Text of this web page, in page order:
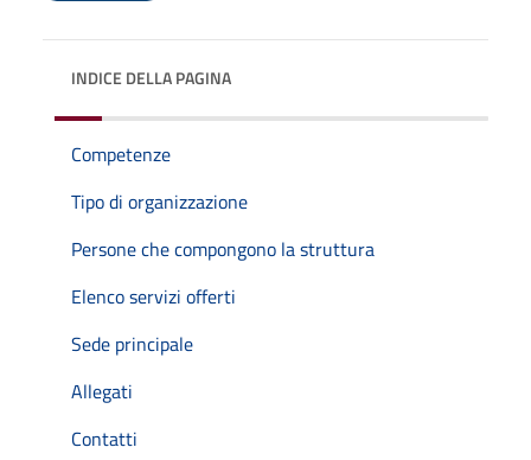
INDICE DELLA PAGINA
Competenze
Tipo di organizzazione
Persone che compongono la struttura
Elenco servizi offerti
Sede principale
Allegati
Contatti